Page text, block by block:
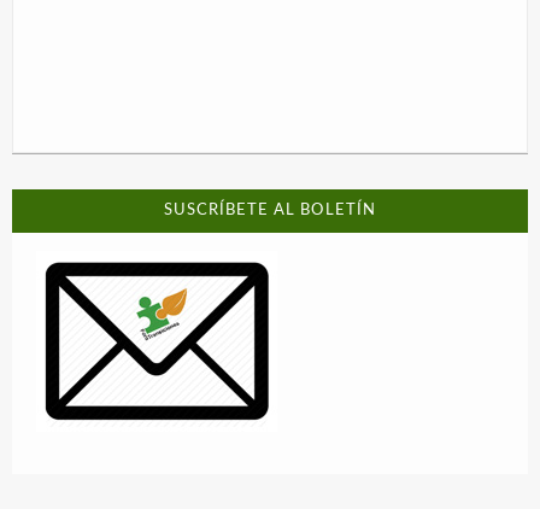
SUSCRÍBETE AL BOLETÍN